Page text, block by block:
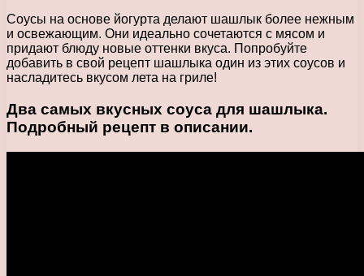
Соусы на основе йогурта делают шашлык более нежным
и освежающим. Они идеально сочетаются с мясом и
придают блюду новые оттенки вкуса. Попробуйте
добавить в свой рецепт шашлыка один из этих соусов и
насладитесь вкусом лета на гриле!
Два самых вкусных соуса для шашлыка.
Подробный рецепт в описании.